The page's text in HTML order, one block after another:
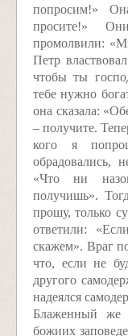
попросим!»
просите!»
промолвили:
Петр
чтобы ты
тебе нужно
она сказала:
– получите.
кого я
обрадовались,
«Что ни
получишь».
прошу, только
ответили:
скажем». Враг
что, если не
другого
надеялся
Блаженный же
божиих